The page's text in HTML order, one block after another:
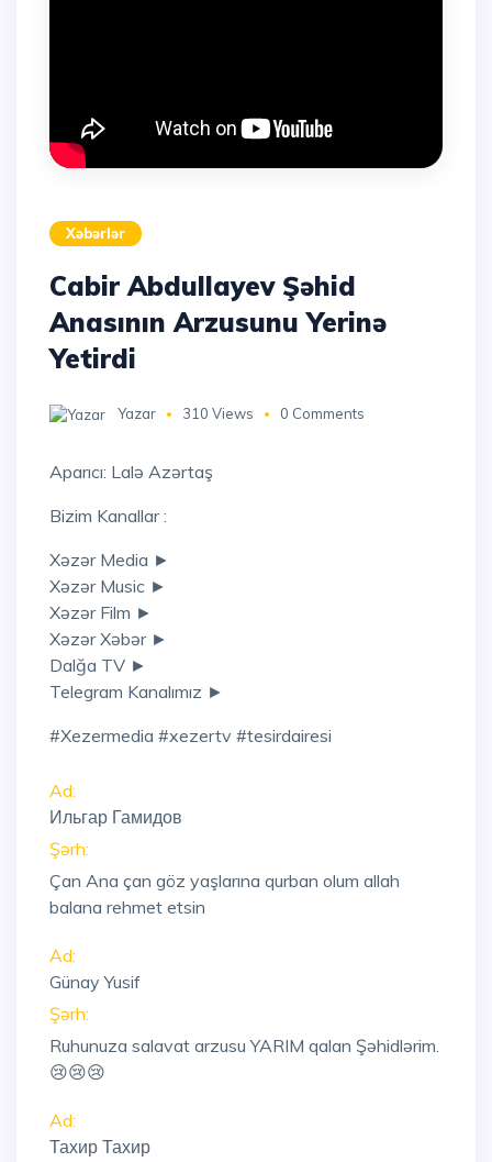
Xəbərlər
Cabir Abdullayev Şəhid
Anasının Arzusunu Yerinə
Yetirdi
Yazar 310 Views 0 Comments
Aparıcı: Lalə Azərtaş
Bizim Kanallar :
Xəzər Media ►
Xəzər Music ►
Xəzər Film ►
Xəzər Xəbər ►
Dalğa TV ►
Telegram Kanalımız ►
#xezermedia #xezertv #tesirdairesi
Ad:
Ильгар Гамидов
Şərh:
Çan Ana çan göz yaşlarına qurban olum allah
balana rehmet etsin
Ad:
Günay Yusif
Şərh:
Ruhunuza salavat arzusu YARIM qalan Şəhidlərim.
😢😢😢
Ad:
Тахир Тахир